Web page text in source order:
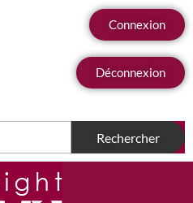
Connexion
Déconnexion